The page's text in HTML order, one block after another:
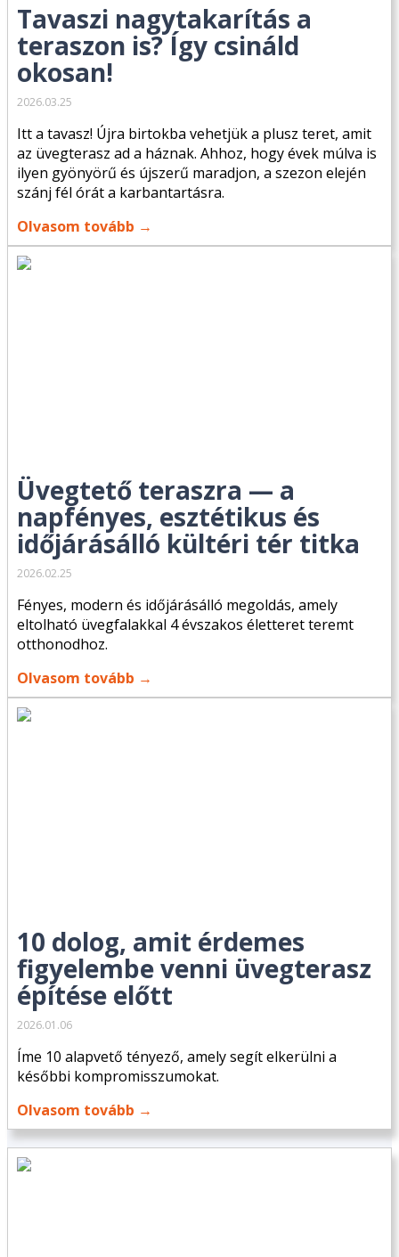
Tavaszi nagytakarítás a
teraszon is? Így csináld
okosan!
2026.03.25
Itt a tavasz! Újra birtokba vehetjük a plusz teret, amit
az üvegterasz ad a háznak. Ahhoz, hogy évek múlva is
ilyen gyönyörű és újszerű maradjon, a szezon elején
szánj fél órát a karbantartásra.
Olvasom tovább →
Üvegtető teraszra — a
napfényes, esztétikus és
időjárásálló kültéri tér titka
2026.02.25
Fényes, modern és időjárásálló megoldás, amely
eltolható üvegfalakkal 4 évszakos életteret teremt
otthonodhoz.
Olvasom tovább →
10 dolog, amit érdemes
figyelembe venni üvegterasz
építése előtt
2026.01.06
Íme 10 alapvető tényező, amely segít elkerülni a
későbbi kompromisszumokat.
Olvasom tovább →